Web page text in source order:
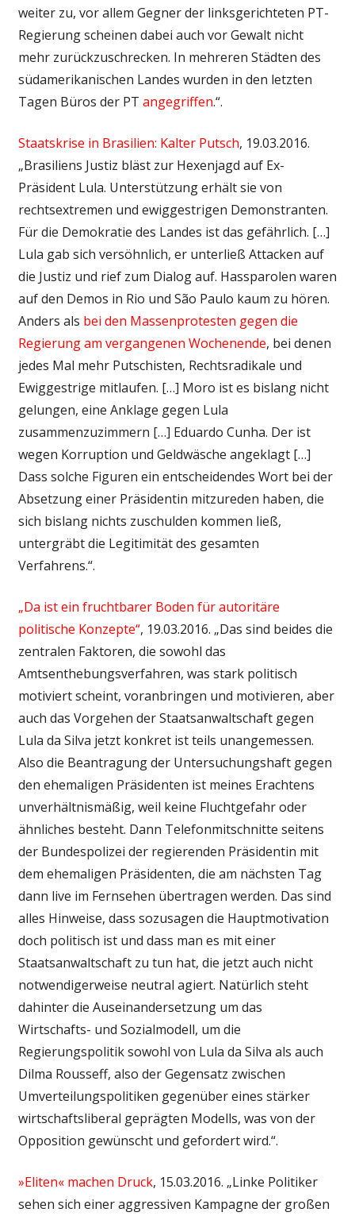
weiter zu, vor allem Gegner der linksgerichteten PT-
Regierung scheinen dabei auch vor Gewalt nicht
mehr zurückzuschrecken. In mehreren Städten des
südamerikanischen Landes wurden in den letzten
Tagen Büros der PT angegriffen.“.
Staatskrise in Brasilien: Kalter Putsch, 19.03.2016.
„Brasiliens Justiz bläst zur Hexenjagd auf Ex-
Präsident Lula. Unterstützung erhält sie von
rechtsextremen und ewiggestrigen Demonstranten.
Für die Demokratie des Landes ist das gefährlich. […]
Lula gab sich versöhnlich, er unterließ Attacken auf
die Justiz und rief zum Dialog auf. Hassparolen waren
auf den Demos in Rio und São Paulo kaum zu hören.
Anders als bei den Massenprotesten gegen die
Regierung am vergangenen Wochenende, bei denen
jedes Mal mehr Putschisten, Rechtsradikale und
Ewiggestrige mitlaufen. […] Moro ist es bislang nicht
gelungen, eine Anklage gegen Lula
zusammenzuzimmern […] Eduardo Cunha. Der ist
wegen Korruption und Geldwäsche angeklagt […]
Dass solche Figuren ein entscheidendes Wort bei der
Absetzung einer Präsidentin mitzureden haben, die
sich bislang nichts zuschulden kommen ließ,
untergräbt die Legitimität des gesamten
Verfahrens.“.
„Da ist ein fruchtbarer Boden für autoritäre
politische Konzepte“, 19.03.2016. „Das sind beides die
zentralen Faktoren, die sowohl das
Amtsenthebungsverfahren, was stark politisch
motiviert scheint, voranbringen und motivieren, aber
auch das Vorgehen der Staatsanwaltschaft gegen
Lula da Silva jetzt konkret ist teils unangemessen.
Also die Beantragung der Untersuchungshaft gegen
den ehemaligen Präsidenten ist meines Erachtens
unverhältnismäßig, weil keine Fluchtgefahr oder
ähnliches besteht. Dann Telefonmitschnitte seitens
der Bundespolizei der regierenden Präsidentin mit
dem ehemaligen Präsidenten, die am nächsten Tag
dann live im Fernsehen übertragen werden. Das sind
alles Hinweise, dass sozusagen die Hauptmotivation
doch politisch ist und dass man es mit einer
Staatsanwaltschaft zu tun hat, die jetzt auch nicht
notwendigerweise neutral agiert. Natürlich steht
dahinter die Auseinandersetzung um das
Wirtschafts- und Sozialmodell, um die
Regierungspolitik sowohl von Lula da Silva als auch
Dilma Rousseff, also der Gegensatz zwischen
Umverteilungspolitiken gegenüber eines stärker
wirtschaftsliberal geprägten Modells, was von der
Opposition gewünscht und gefordert wird.“.
»Eliten« machen Druck, 15.03.2016. „Linke Politiker
sehen sich einer aggressiven Kampagne der großen